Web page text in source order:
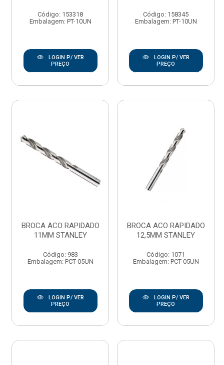
Código: 153318
Embalagem: PT-10UN
LOGIN P/ VER
PREÇO
Código: 158345
Embalagem: PT-10UN
LOGIN P/ VER
PREÇO
BROCA ACO RAPIDADO
11MM STANLEY
Código: 983
Embalagem: PCT-05UN
LOGIN P/ VER
PREÇO
BROCA ACO RAPIDADO
12,5MM STANLEY
Código: 1071
Embalagem: PCT-05UN
LOGIN P/ VER
PREÇO